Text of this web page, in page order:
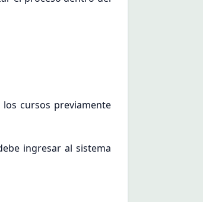
cursos previamente
ingresar al sistema